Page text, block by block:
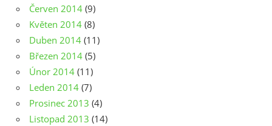
Červen 2014 (9)
Květen 2014 (8)
Duben 2014 (11)
Březen 2014 (5)
Únor 2014 (11)
Leden 2014 (7)
Prosinec 2013 (4)
Listopad 2013 (14)